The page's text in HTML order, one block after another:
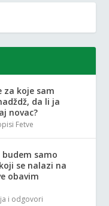
za koje sam
da li ja
novac?
Fetve
budem samo
se nalazi na
obavim
i odgovori